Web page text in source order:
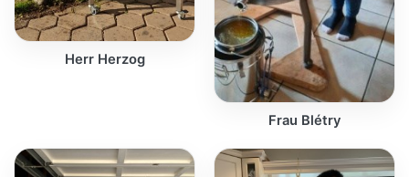
Herr Herzog
Frau Blétry